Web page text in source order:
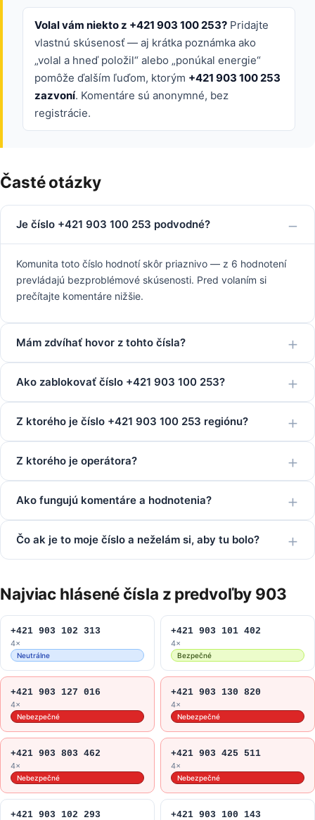
Volal vám niekto z +421 903 100 253? Pridajte
vlastnú skúsenosť — aj krátka poznámka ako
„volal a hneď položil“ alebo „ponúkal energie“
pomôže ďalším ľuďom, ktorým +421 903 100 253
zazvoní. Komentáre sú anonymné, bez
registrácie.
Časté otázky
Je číslo +421 903 100 253 podvodné?
Komunita toto číslo hodnotí skôr priaznivo — z 6 hodnotení
prevládajú bezproblémové skúsenosti. Pred volaním si
prečítajte komentáre nižšie.
Mám zdvíhať hovor z tohto čísla?
Ako zablokovať číslo +421 903 100 253?
Z ktorého je číslo +421 903 100 253 regiónu?
Z ktorého je operátora?
Ako fungujú komentáre a hodnotenia?
Čo ak je to moje číslo a neželám si, aby tu bolo?
Najviac hlásené čísla z predvoľby 903
+421 903 102 313
4×
Neutrálne
+421 903 101 402
4×
Bezpečné
+421 903 127 016
4×
Nebezpečné
+421 903 130 820
4×
Nebezpečné
+421 903 803 462
4×
Nebezpečné
+421 903 425 511
4×
Nebezpečné
+421 903 102 293 +421 903 100 143